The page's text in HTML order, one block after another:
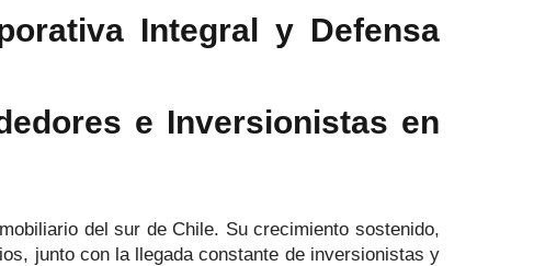
Integral y Defensa
e Inversionistas en
del sur de Chile. Su crecimiento sostenido,
junto con la llegada constante de inversionistas y